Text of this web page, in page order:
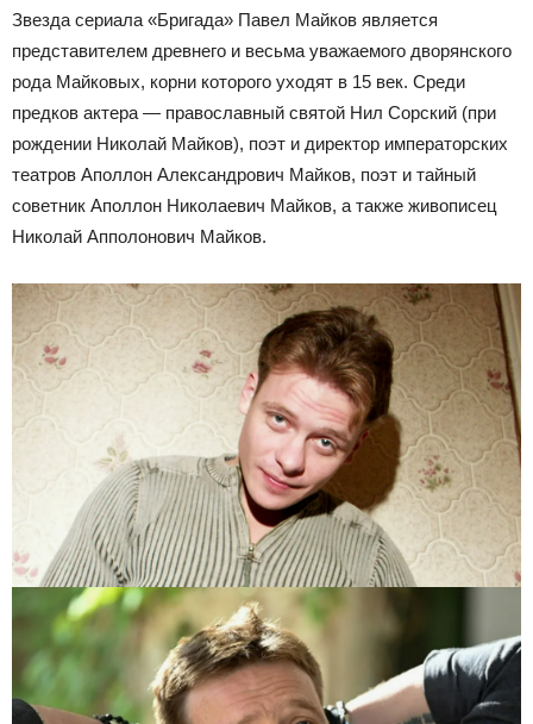
Звезда сериала «Бригада» Павел Майков является
представителем древнего и весьма уважаемого дворянского
рода Майковых, корни которого уходят в 15 век. Среди
предков актера — православный святой Нил Сорский (при
рождении Николай Майков), поэт и директор императорских
театров Аполлон Александрович Майков, поэт и тайный
советник Аполлон Николаевич Майков, а также живописец
Николай Апполонович Майков.